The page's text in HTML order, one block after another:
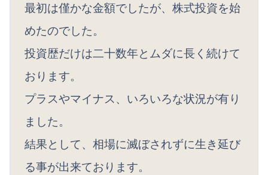
最初は僅かな金額でしたが、株式投資を始
めたのでした。
投資歴だけは二十数年とムダに長く続けて
おります。
プラスやマイナス、いろいろな状況が有り
ました。
結果として、相場に滅ぼされずに生き延び
る事が出来ております。